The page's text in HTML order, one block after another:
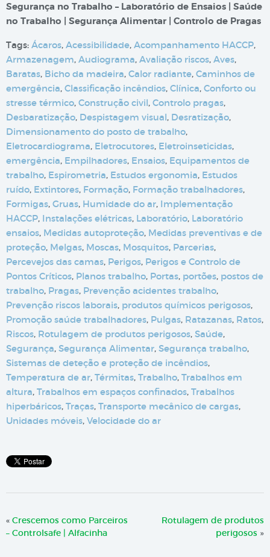
Segurança no Trabalho – Laboratório de Ensaios | Saúde
no Trabalho | Segurança Alimentar | Controlo de Pragas
Tags: Ácaros, Acessibilidade, Acompanhamento HACCP,
Armazenagem, Audiograma, Avaliação riscos, Aves,
Baratas, Bicho da madeira, Calor radiante, Caminhos de
emergência, Classificação incêndios, Clínica, Conforto ou
stresse térmico, Construção civil, Controlo pragas,
Desbaratização, Despistagem visual, Desratização,
Dimensionamento do posto de trabalho,
Eletrocardiograma, Eletrocutores, Eletroinseticidas,
emergência, Empilhadores, Ensaios, Equipamentos de
trabalho, Espirometria, Estudos ergonomia, Estudos
ruído, Extintores, Formação, Formação trabalhadores,
Formigas, Gruas, Humidade do ar, Implementação
HACCP, Instalações elétricas, Laboratório, Laboratório
ensaios, Medidas autoproteção, Medidas preventivas e de
proteção, Melgas, Moscas, Mosquitos, Parcerias,
Percevejos das camas, Perigos, Perigos e Controlo de
Pontos Críticos, Planos trabalho, Portas, portões, postos de
trabalho, Pragas, Prevenção acidentes trabalho,
Prevenção riscos laborais, produtos químicos perigosos,
Promoção saúde trabalhadores, Pulgas, Ratazanas, Ratos,
Riscos, Rotulagem de produtos perigosos, Saúde,
Segurança, Segurança Alimentar, Segurança trabalho,
Sistemas de deteção e proteção de incêndios,
Temperatura de ar, Térmitas, Trabalho, Trabalhos em
altura, Trabalhos em espaços confinados, Trabalhos
hiperbáricos, Traças, Transporte mecânico de cargas,
Unidades móveis, Velocidade do ar
« Crescemos como Parceiros
– Controlsafe | Alfacinha
Rotulagem de produtos
perigosos »